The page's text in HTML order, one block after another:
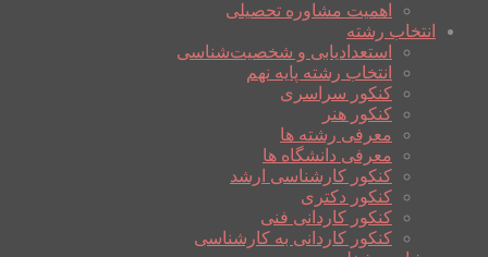
اهمیت مشاوره تحصیلی
انتخاب رشته
استعدادیابی و شخصیت‌شناسی
انتخاب رشته پایه نهم
کنکور سراسری
کنکور هنر
معرفی رشته ها
معرفی دانشگاه ها
کنکور کارشناسی ارشد
کنکور دکتری
کنکور کاردانی فنی
کنکور کاردانی به کارشناسی